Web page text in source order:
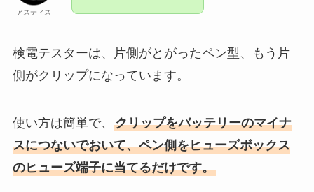
アスティス
検電テスターは、片側がとがったペン型、もう片
側がクリップになっています。
使い方は簡単で、 クリップをバッテリーのマイナ
スにつないでおいて、ペン側をヒューズボックス
のヒューズ端子に当てるだけです。